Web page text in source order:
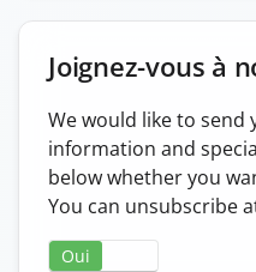
Joignez-vous à
We would like to send
information and
below whether you
You can unsubscribe
Oui